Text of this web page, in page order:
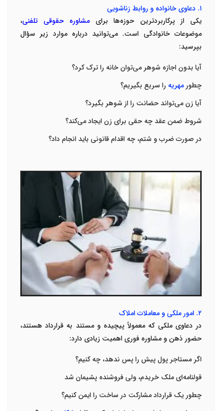
۱. دعاوی خانواده و روابط زناشویی
یکی از پرکاربردترین حوزه‌ها برای مشاوره حقوقی تلفنی،
موضوعات خانوادگی است. می‌توانید درباره موارد زیر سؤال
بپرسید:
آیا بدون اجازه شوهر می‌توان خانه را ترک کرد؟
چطور مهریه را سریع بگیریم؟
آیا زن می‌تواند حضانت را از شوهر بگیرد؟
شروط ضمن عقد چه حقی برای زن ایجاد می‌کند؟
در صورت ضرب و شتم، چه اقدام قانونی باید انجام داد؟
۲. امور ملکی و معاملات املاک
در دعاوی ملکی که معمولاً پیچیده و مستند به قرارداد هستند،
حضور ذهن و مشاوره فوری اهمیت زیادی دارد:
اگر مستاجر پول پیش را پس ندهد، چه کنیم؟
قولنامه‌ای ملک خریدم، ولی فروشنده پشیمان شد
چطور یک قرارداد مشارکت در ساخت را ایمن کنیم؟